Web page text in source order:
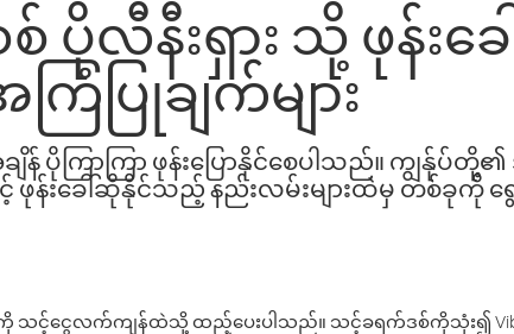
ပိုလီနီးရှား သို့ ဖုန်းခေ
ပြုချက်များ
ပိုကြာကြာ ဖုန်းပြောနိုင်စေပါသည်။ ကျွန်ုပ်
ဖုန်းခေါ်ဆိုနိုင်သည့် နည်းလမ်းများထဲမှ တစ်ခုကို ရွေ
သင့်ငွေလက်ကျန်ထဲသို့ ထည့်ပေးပါသည်။ သင့်ခရက်ဒစ်ကိုသုံး၍